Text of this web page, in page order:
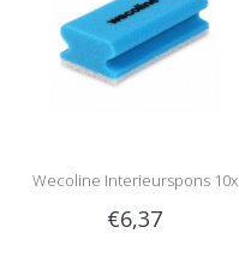
Wecoline Interieurspons 10x
€6,37